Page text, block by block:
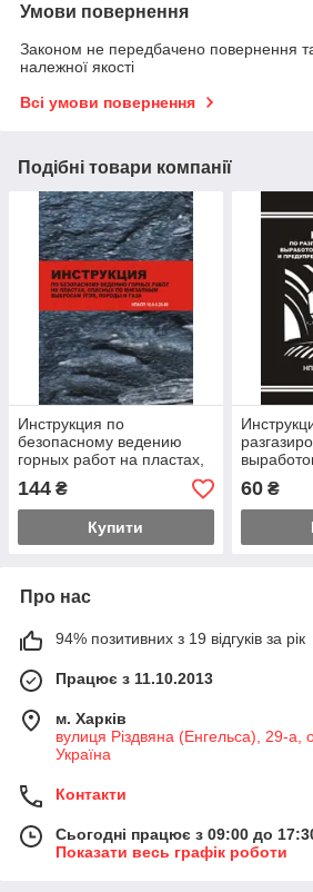
Умови повернення
Законом не передбачено повернення
належної якості
Всі умови повернення
Подібні товари компанії
Инструкция по
безопасному ведению
горных работ на пластах,
опасных по внезапным
выбросам угля, породы и
газа.
144 ₴
Купити
60₴
Про нас
94% позитивних з 19 відгуків за рік
Працює з 11.10.2013
м. Харків
вулиця Різдвяна (Енгельса), 29-а,
Україна
Контакти
Сьогодні працює з 09:00 до
Показати весь графік роботи